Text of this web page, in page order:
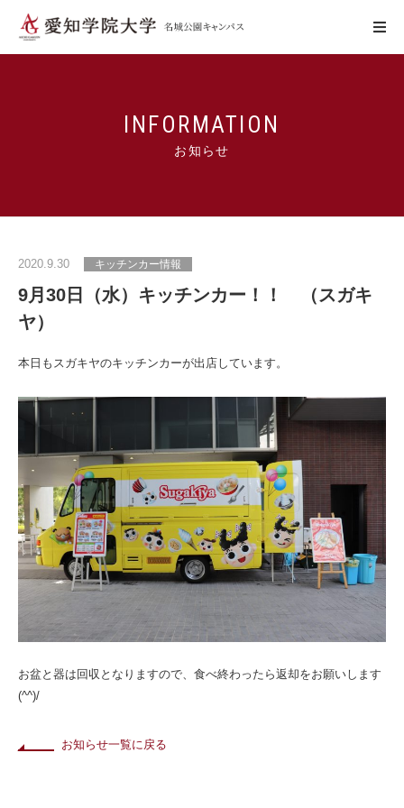
施設利用
学生生活
INFORMATION
お知らせ
2020.9.30 キッチンカー情報
9月30日（水）キッチンカー！！ （スガキ
ヤ）
本日もスガキヤのキッチンカーが出店しています。
お盆と器は回収となりますので、食べ終わったら返却をお願いします
(^^)/
お知らせ一覧に戻る